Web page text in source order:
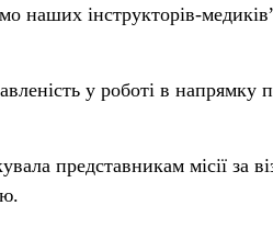
наших інструкторів-
у роботі в напрямку
представникам місії за